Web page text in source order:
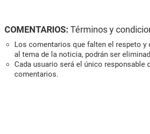
COMENTARIOS: Términos y
Los comentarios que falten el respeto y
al tema de la noticia, podrán ser
Cada usuario será el único responsable
comentarios.